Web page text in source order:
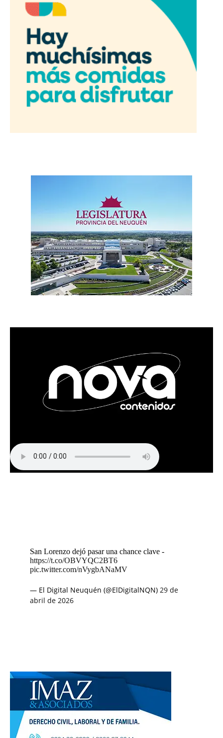
San Lorenzo dejó pasar una chance clave -
https://t.co/OBVYQC2BT6
pic.twitter.com/nVygbANaMV
— El Digital Neuquén (@ElDigitalNQN) 29 de
abril de 2026